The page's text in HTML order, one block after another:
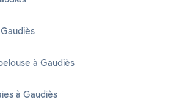
à Gaudiès
à Gaudiès